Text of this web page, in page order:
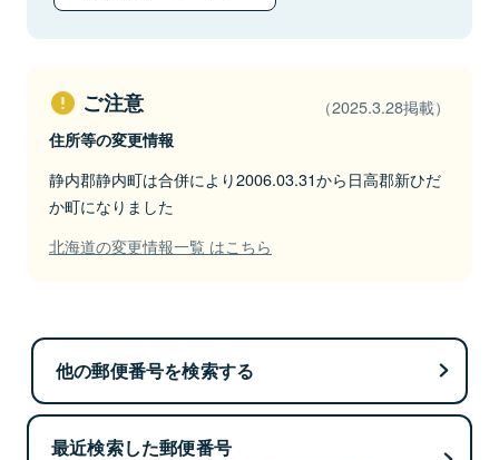
ご注意 （2025.3.28掲載）
住所等の変更情報
静内郡静内町は合併により2006.03.31から日高郡新ひだ
か町になりました
北海道の変更情報一覧 はこちら
他の郵便番号を検索する
最近検索した郵便番号